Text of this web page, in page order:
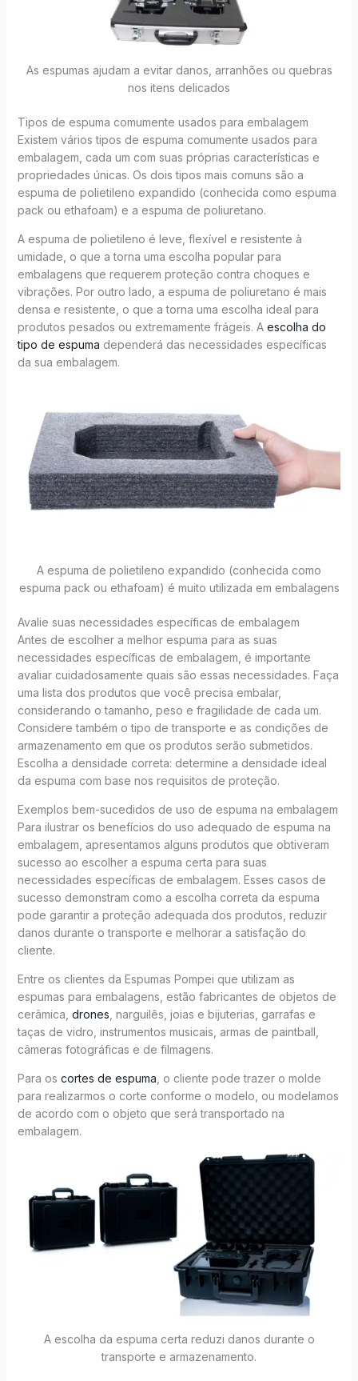
As espumas ajudam a evitar danos, arranhões ou quebras
nos itens delicados
Tipos de espuma comumente usados para embalagem
Existem vários tipos de espuma comumente usados para
embalagem, cada um com suas próprias características e
propriedades únicas. Os dois tipos mais comuns são a
espuma de polietileno expandido (conhecida como espuma
pack ou ethafoam) e a espuma de poliuretano.
A espuma de polietileno é leve, flexível e resistente à
umidade, o que a torna uma escolha popular para
embalagens que requerem proteção contra choques e
vibrações. Por outro lado, a espuma de poliuretano é mais
densa e resistente, o que a torna uma escolha ideal para
produtos pesados ou extremamente frágeis. A escolha do
tipo de espuma dependerá das necessidades específicas
da sua embalagem.
A espuma de polietileno expandido (conhecida como
espuma pack ou ethafoam) é muito utilizada em embalagens
Avalie suas necessidades específicas de embalagem
Antes de escolher a melhor espuma para as suas
necessidades específicas de embalagem, é importante
avaliar cuidadosamente quais são essas necessidades. Faça
uma lista dos produtos que você precisa embalar,
considerando o tamanho, peso e fragilidade de cada um.
Considere também o tipo de transporte e as condições de
armazenamento em que os produtos serão submetidos.
Escolha a densidade correta: determine a densidade ideal
da espuma com base nos requisitos de proteção.
Exemplos bem-sucedidos de uso de espuma na embalagem
Para ilustrar os benefícios do uso adequado de espuma na
embalagem, apresentamos alguns produtos que obtiveram
sucesso ao escolher a espuma certa para suas
necessidades específicas de embalagem. Esses casos de
sucesso demonstram como a escolha correta da espuma
pode garantir a proteção adequada dos produtos, reduzir
danos durante o transporte e melhorar a satisfação do
cliente.
Entre os clientes da Espumas Pompei que utilizam as
espumas para embalagens, estão fabricantes de objetos de
cerâmica, drones , narguilês, joias e bijuterias, garrafas e
taças de vidro, instrumentos musicais, armas de paintball,
câmeras fotográficas e de filmagens.
Para os cortes de espuma , o cliente pode trazer o molde
para realizarmos o corte conforme o modelo, ou modelamos
de acordo com o objeto que será transportado na
embalagem.
A escolha da espuma certa reduzi danos durante o
transporte e armazenamento.